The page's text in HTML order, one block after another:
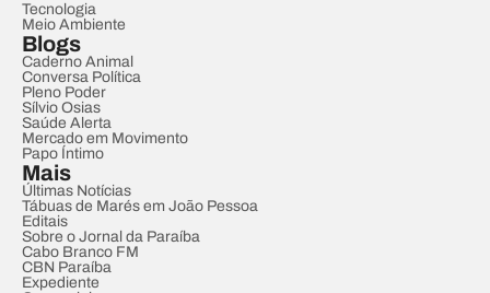
Tecnologia
Meio Ambiente
Blogs
Caderno Animal
Conversa Política
Pleno Poder
Sílvio Osias
Saúde Alerta
Mercado em Movimento
Papo Íntimo
Mais
Últimas Notícias
Tábuas de Marés em João Pessoa
Editais
Sobre o Jornal da Paraíba
Cabo Branco FM
CBN Paraíba
Expediente